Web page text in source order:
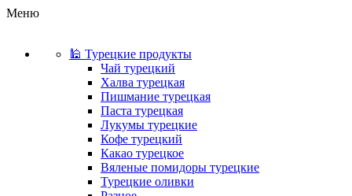
Меню
🕌 Турецкие продукты
Чай турецкий
Халва турецкая
Пишмание турецкая
Паста турецкая
Лукумы турецкие
Кофе турецкий
Какао турецкое
Вяленые помидоры турецкие
Турецкие оливки